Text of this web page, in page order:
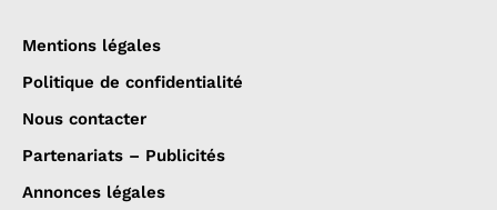
Mentions légales
Politique de confidentialité
Nous contacter
Partenariats – Publicités
Annonces légales